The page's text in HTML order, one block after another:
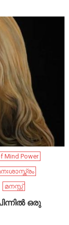
Mind Power
മനസ്സ്
ഒരു